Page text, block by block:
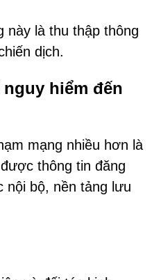
này là thu thập thông
dịch.
hiểm đến
mạng nhiều hơn là
thông tin đăng
nội bộ, nền tảng lưu